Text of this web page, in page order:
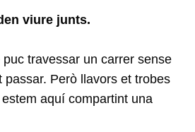
viure junts.
travessar un carrer sense
passar. Però llavors et trobes
aquí compartint una